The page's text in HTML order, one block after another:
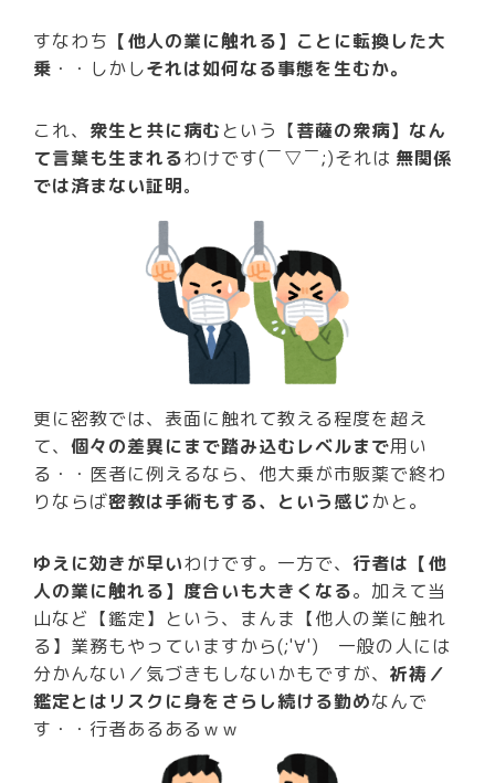
すなわち 【他人の業に触れる】ことに転換した大
乗 ・・しかしそれは如何なる事態を生むか。
これ、 衆生と共に病むという【菩薩の衆病】なん
て言葉も生まれるわけです(￣▽￣;)それは 無関係
では済まない証明。
更に密教では、表面に触れて教える程度を超え
て、個々の差異にまで踏み込むレベルまで用い
る・・医者に例えるなら、他大乗が市販薬で終わ
りならば密教は手術もする、という感じ かと。
ゆえに効きが早いわけです。一方で、 行者は【他
人の業に触れる】度合いも大きくなる。加えて当
山など【鑑定】という、まんま【他人の業に触れ
る】業務もやっていますから(;'∀') 一般の人には
分かんない／気づきもしないかもですが、祈祷／
鑑定とはリスクに身をさらし続ける勤めなんで
す・・行者あるあるｗｗ